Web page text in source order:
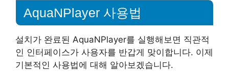
AquaNPlayer 사용법
설치가 완료된 AquaNPlayer를 실행해보면 직관적
인 인터페이스가 사용자를 반갑게 맞이합니다. 이제
기본적인 사용법에 대해 알아보겠습니다.